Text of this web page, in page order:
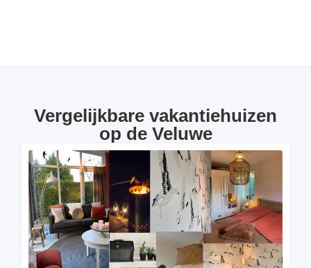
Vergelijkbare vakantiehuizen
op de Veluwe